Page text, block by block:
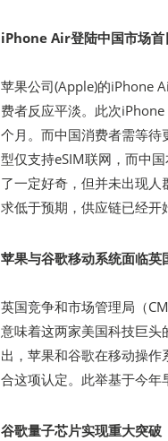
iPhone Air登陆中国市场首
苹果公司(Apple)的iPhone
费者反应平淡。此次
个月。而中国消费者需等
型仅支持eSIM联网，而中
了一定好奇，但并未出现
求低于预期，供应链已经开
苹果与谷歌移动系统面临英
英国竞争和市场管理局（
意味着这两家美国科技巨
出，苹果和谷歌在移动操
合这项认定。此举基于今年
谷歌量子芯片实现重大突破